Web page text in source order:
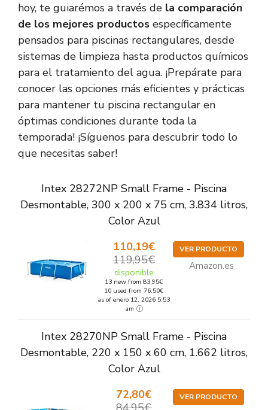
hoy, te guiarémos a través de la comparación
de los mejores productos específicamente
pensados para piscinas rectangulares, desde
sistemas de limpieza hasta productos químicos
para el tratamiento del agua. ¡Prepárate para
conocer las opciones más eficientes y prácticas
para mantener tu piscina rectangular en
óptimas condiciones durante toda la
temporada! ¡Síguenos para descubrir todo lo
que necesitas saber!
Intex 28272NP Small Frame - Piscina
Desmontable, 300 x 200 x 75 cm, 3.834 litros,
Color Azul
110,19€
119,95€
disponible
13 new from 83,95€
10 used from 76,50€
as of enero 12, 2026 5:53
am
VER PRODUCTO
Amazon.es
Intex 28270NP Small Frame - Piscina
Desmontable, 220 x 150 x 60 cm, 1.662 litros,
Color Azul
72,80€
VER PRODUCTO